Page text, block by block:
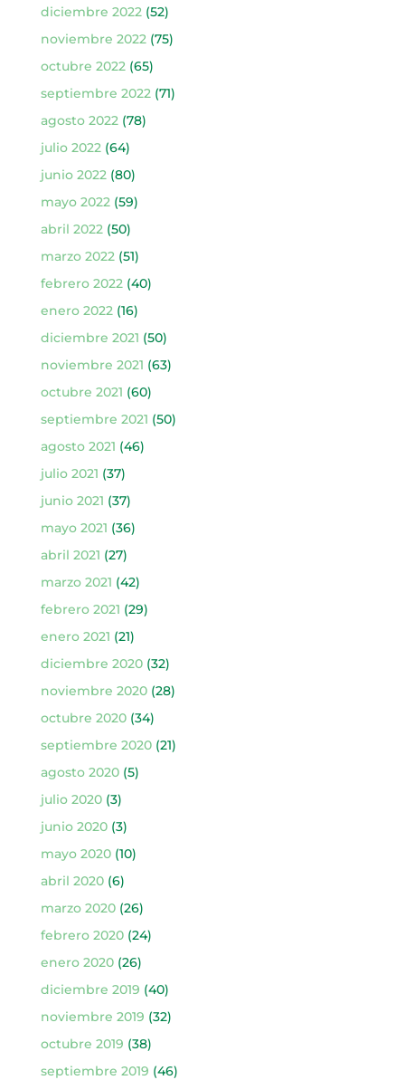
diciembre 2022 (52)
noviembre 2022 (75)
octubre 2022 (65)
septiembre 2022 (71)
agosto 2022 (78)
julio 2022 (64)
junio 2022 (80)
mayo 2022 (59)
abril 2022 (50)
marzo 2022 (51)
febrero 2022 (40)
enero 2022 (16)
diciembre 2021 (50)
noviembre 2021 (63)
octubre 2021 (60)
septiembre 2021 (50)
agosto 2021 (46)
julio 2021 (37)
junio 2021 (37)
mayo 2021 (36)
abril 2021 (27)
marzo 2021 (42)
febrero 2021 (29)
enero 2021 (21)
diciembre 2020(32)
noviembre 2020(28)
octubre 2020(34)
septiembre 2020(21)
agosto 2020(5)
julio 2020(3)
junio 2020(3)
mayo 2020(10)
abril 2020(6)
marzo 2020(26)
febrero 2020(24)
enero 2020(26)
diciembre 2019 (40)
noviembre 2019 (32)
octubre 2019 (38)
septiembre 2019 (46)